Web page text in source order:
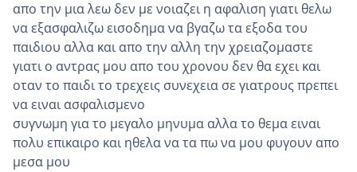
απο την μια λεω δεν με νοιαζει η αφαλιση γιατι θελω
να εξασφαλιζω εισοδημα να βγαζω τα εξοδα του
παιδιου αλλα και απο την αλλη την χρειαζομαστε
γιατι ο αντρας μου απο του χρονου δεν θα εχει και
οταν το παιδι το τρεχεις συνεχεια σε γιατρους πρεπει
να ειναι ασφαλισμενο
συγνωμη για το μεγαλο μηνυμα αλλα το θεμα ειναι
πολυ επικαιρο και ηθελα να τα πω να μου φυγουν απο
μεσα μου